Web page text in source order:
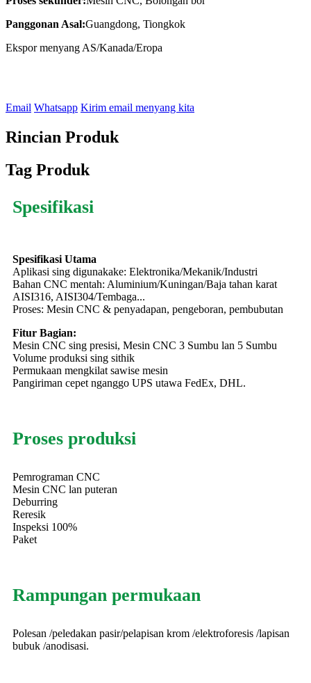
Panggonan Asal:Guangdong, Tiongkok
Ekspor menyang AS/Kanada/Eropa
Email Whatsapp Kirim email menyang kita
Rincian Produk
Tag Produk
Spesifikasi
Spesifikasi Utama
Aplikasi sing digunakake: Elektronika/Mekanik/Industri
Bahan CNC mentah: Aluminium/Kuningan/Baja tahan karat
AISI316, AISI304/Tembaga...
Proses: Mesin CNC & penyadapan, pengeboran, pembubutan
Fitur Bagian:
Mesin CNC sing presisi, Mesin CNC 3 Sumbu lan 5 Sumbu
Volume produksi sing sithik
Permukaan mengkilat sawise mesin
Pangiriman cepet nganggo UPS utawa FedEx, DHL.
Proses produksi
Pemrograman CNC
Mesin CNC lan puteran
Deburring
Reresik
Inspeksi 100%
Paket
Rampungan permukaan
Polesan /peledakan pasir/pelapisan krom /elektroforesis /lapisan
bubuk /anodisasi.